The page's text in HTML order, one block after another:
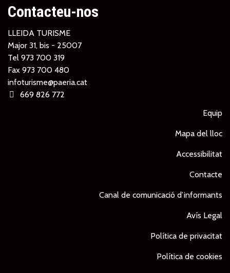
Contacteu-nos
LLEIDA TURISME
Major 31, bis - 25007
Tel 973 700 319
Fax 973 700 480
infoturisme@paeria.cat
669 826 772
Equip
Mapa del lloc
Accessibilitat
Contacte
Canal de comunicació d’informants
Avís Legal
Política de privacitat
Política de cookies